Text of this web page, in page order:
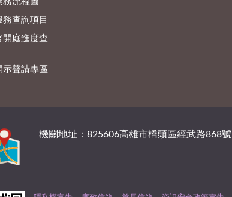
務查詢項目
開庭進度查
示聲請專區
機關地址：825606高雄市橋頭區經武路868號